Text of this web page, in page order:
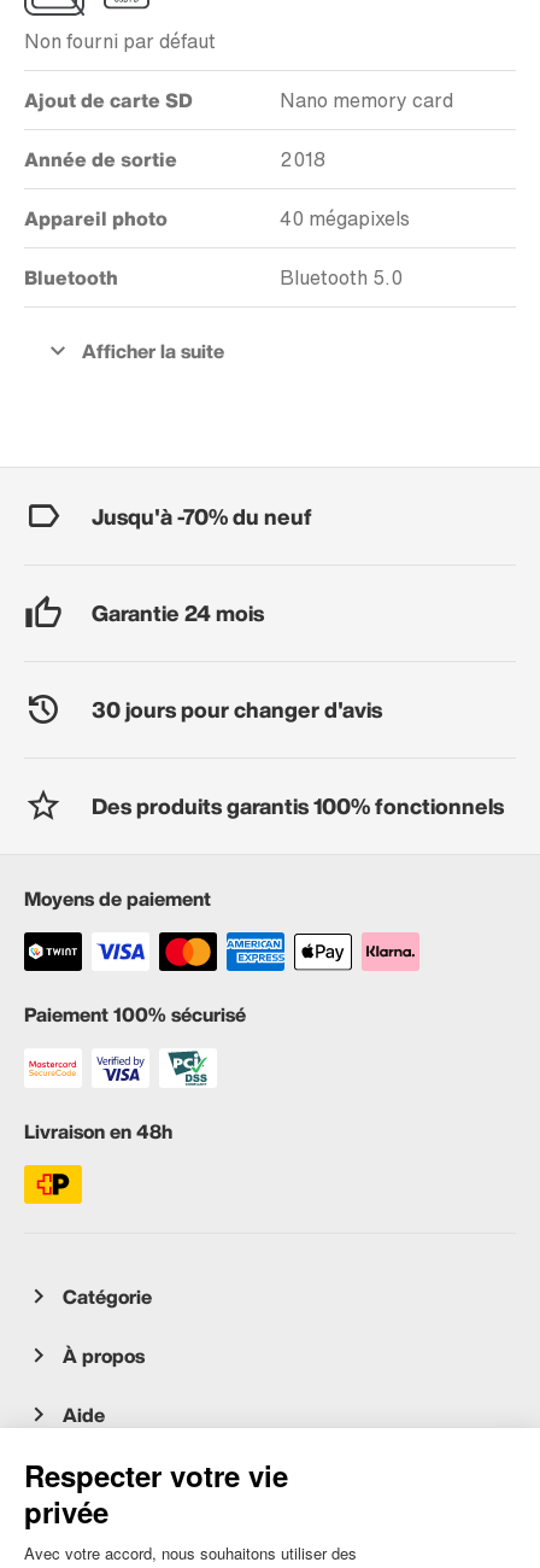
Non fourni par défaut
Ajout de carte SD Nano memory card
Année de sortie 2018
Appareil photo 40 mégapixels
Bluetooth Bluetooth 5.0
Jusqu'à -70% du neuf
Garantie 24 mois
30 jours pour changer d'avis
Des produits garantis 100% fonctionnels
Moyens de paiement
Paiement 100% sécurisé
Livraison en 48h
Catégorie
À propos
Aide
Service client
occasion.migros.mobile@recommerce.com